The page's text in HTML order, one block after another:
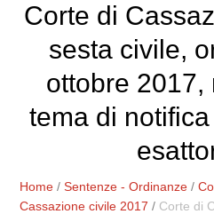
Corte di
sesta civile,
ottobre 2017,
tema di
Home /Sentenze - Ordinanze /
Cassazione civile 2017 / Corte di